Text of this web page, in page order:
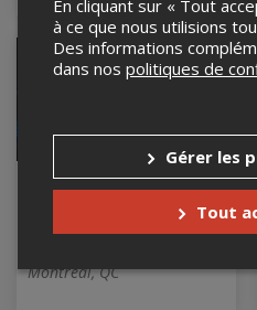
Shake rattle and
28 août 2026, 20h30
Montréal, QC
En cliquant sur « Tout
à ce que nous utilisions
Des informations
dans nos politiques de
Gérer les
Tout